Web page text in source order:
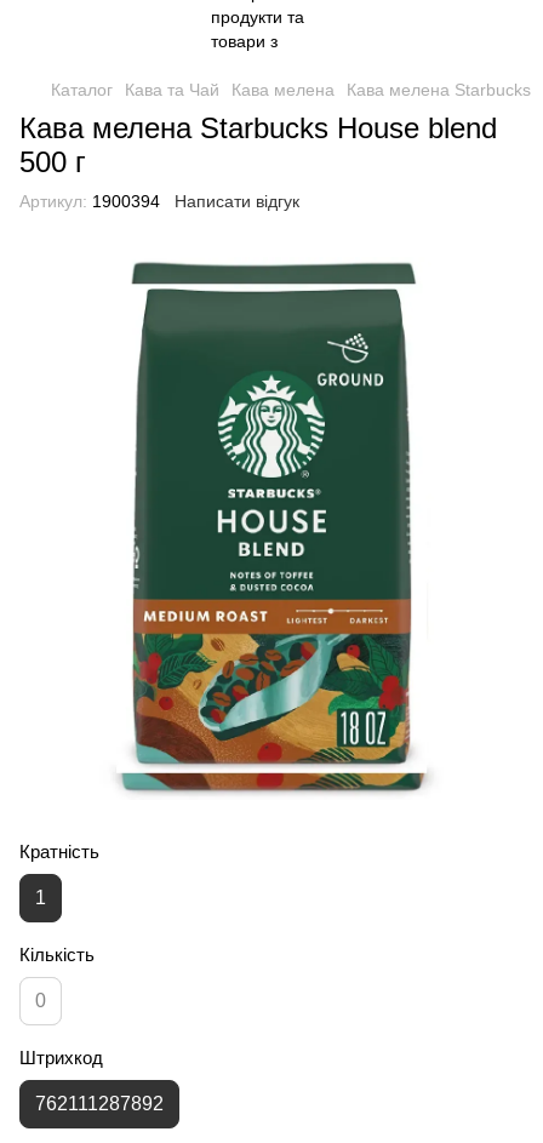
Каталог Кава та Чай Кава мелена Кава мелена Starbucks
Кава мелена Starbucks House blend
500 г
Артикул: 1900394 Написати відгук
Кратність
1
Кількість
0
Штрихкод
762111287892